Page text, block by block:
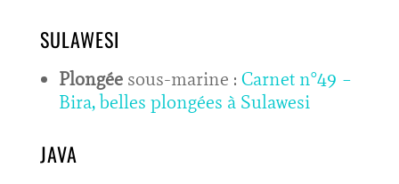
SULAWESI
Plongéesous-marine : Carnet n°49 –
Bira, belles plongées à Sulawesi
JAVA